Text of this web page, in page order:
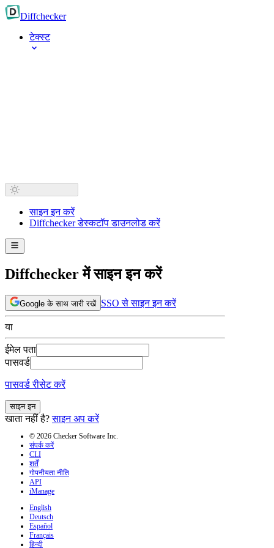
Diffchecker
टेक्स्ट
साइन इन करें
Diffchecker डेस्कटॉप डाउनलोड करें
Diffchecker में साइन इन करें
Google के साथ जारी रखें SSO से साइन इन करें
या
ईमेल पता
पासवर्ड
पासवर्ड रीसेट करें
साइन इन
खाता नहीं है? साइन अप करें
© 2026 Checker Software Inc.
संपर्क करें
CLI
शर्तें
गोपनीयता नीति
API
iManage
English
Deutsch
Español
Français
हिन्दी